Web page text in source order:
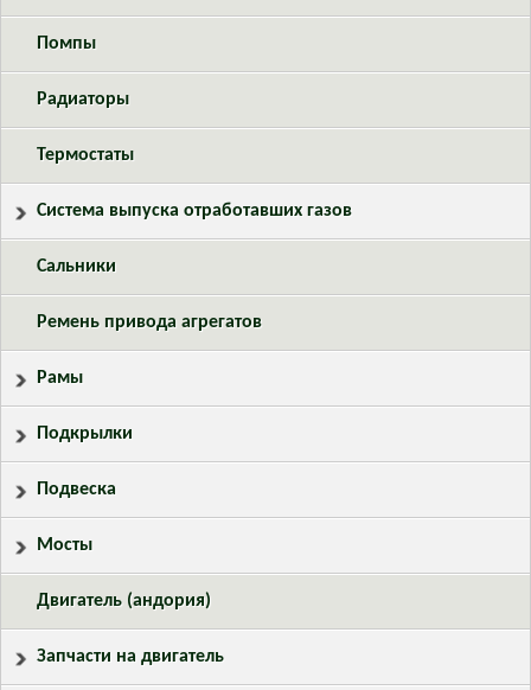
Помпы
Радиаторы
Термостаты
Система выпуска отработавших газов
Сальники
Ремень привода агрегатов
Рамы
Подкрылки
Подвеска
Мосты
Двигатель (андория)
Запчасти на двигатель